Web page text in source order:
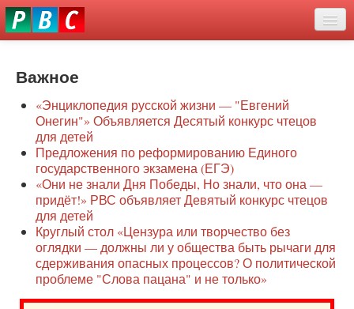
Перейти
к
О нас
Защита семей
Образование
Наше сопротивление
Регионы
Видео
Важное
«Энциклопедия русской жизни — "Евгений
Онегин"» Объявляется Десятый конкурс чтецов
для детей
Предложения по реформированию Единого
государственного экзамена (ЕГЭ)
«Они не знали Дня Победы, Но знали, что она —
придёт!» РВС объявляет Девятый конкурс чтецов
для детей
Круглый стол «Цензура или творчество без
оглядки — должны ли у общества быть рычаги для
сдерживания опасных процессов? О политической
проблеме "Слова пацана" и не только»